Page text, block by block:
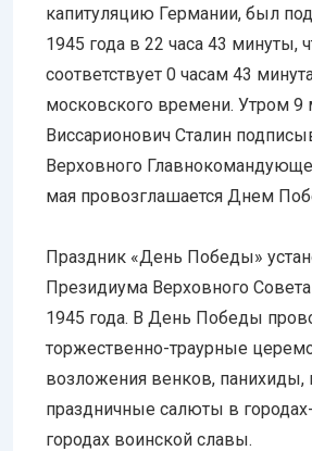
капитуляцию Германии, был
1945 года в 22 часа 43 минуты,
соответствует 0 часам 43
московского времени. Утром 9
Виссарионович Сталин
Верховного
мая провозглашается Днем
Праздник «День Победы»
Президиума Верховного
1945 года. В День Победы
торжественно-траурные
возложения венков, панихиды,
праздничные салюты в
городах воинской славы.